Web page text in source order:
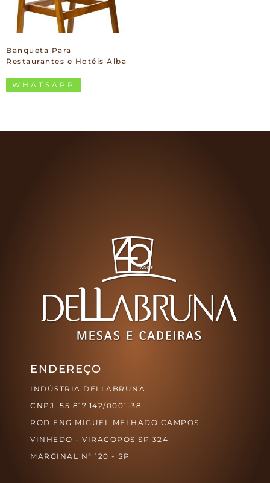
Banqueta Para
Restaurantes e Hotéis Alba
WHATSAPP
ENDEREÇO
INDÚSTRIA DELLABRUNA
CNPJ: 55.817.142/0001-38
ROD ENG MIGUEL MELHADO CAMPOS
VINHEDO - VIRACOPOS SP 324
MARGINAL N° 120 - SP